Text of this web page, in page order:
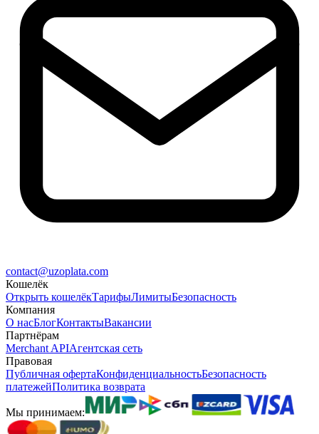
contact@uzoplata.com
Кошелёк
Открыть кошелёкТарифыЛимитыБезопасность
Компания
О насБлогКонтактыВакансии
Партнёрам
Merchant APIАгентская сеть
Правовая
Публичная офертаКонфиденциальностьБезопасность
платежейПолитика возврата
Мы принимаем: